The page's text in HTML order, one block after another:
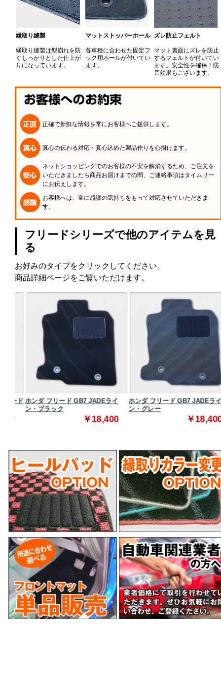
縁取り縫製
縁取り縫製は型崩れを防
ぐしっかりとした仕上が
りになっています。
マットストッパーホール
各車種に合わせた固定フ
ック用ホールが付いてい
ます。
ズレ防止フェルト
マット裏面にズレを防止
するフェルトが付いてい
ます。安全性を確保！防
音効果もございます。
正確で新鮮な情報を常にお客様へご提供します。
真心の伝わる対応・真心込めた製品作りを心掛けます。
ネットショッピングでのお客様の不安を解消するため、ご注文を
いただきましたら商品お届けまでの間、ご連絡事項はタイムリー
にお伝えします。
お客様へは、常に感謝の気持ちをもって対応させていただきま
す。
フリードシリーズで他のアイテムを見
る
お好みのタイプをクリックしてください。
商品詳細ページをご覧いただけます。
ホンダ フリード GB7 JADEライ
ン・ブラック
￥18,400
ホンダ フリード GB7 JADEライ
ン・グレー
￥18,400